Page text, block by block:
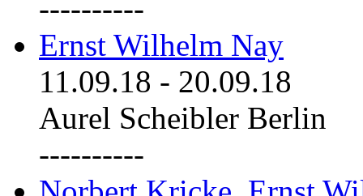
----------
Ernst Wilhelm Nay
11.09.18 - 20.09.18
Aurel Scheibler Berlin
----------